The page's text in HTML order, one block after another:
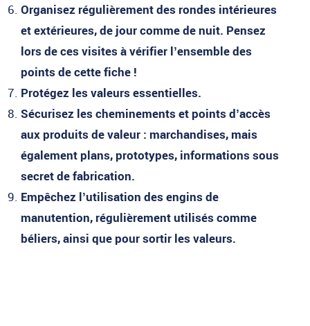
Organisez régulièrement des rondes intérieures
et extérieures, de jour comme de nuit. Pensez
lors de ces visites à vérifier l’ensemble des
points de cette fiche !
Protégez les valeurs essentielles.
Sécurisez les cheminements et points d’accès
aux produits de valeur : marchandises, mais
également plans, prototypes, informations sous
secret de fabrication.
Empêchez l’utilisation des engins de
manutention, régulièrement utilisés comme
béliers, ainsi que pour sortir les valeurs.